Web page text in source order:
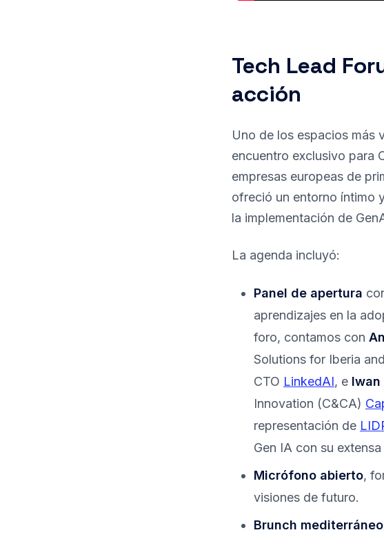
Tech Lead
acción
Uno de los espacios más
encuentro exclusivo para
empresas europeas de
ofreció un entorno íntimo
la implementación de
La agenda incluyó:
Panel de apertura
aprendizajes en la
foro, contamos con
Solutions for Iberia
CTO LinkedAI, e Iwan
Innovation (C&CA)
representación de
Gen IA con su
Micrófono abierto,
visiones de futuro.
Brunch mediterráneo